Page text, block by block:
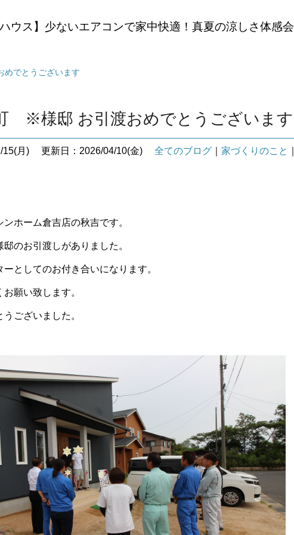
ハウス】少ないエアコンで家中快適！真夏の涼しさ体感会
でとうございます
※様邸 お引渡おめでとうございます
15(月) 更新日：2026/04/10(金) 全てのブログ 家づくりのこと
ホーム倉吉店の秋吉です。
お引渡しがありました。
としてのお付き合いになります。
願い致します。
ございました。